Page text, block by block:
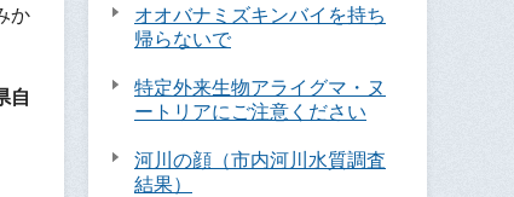
か
自
オオバナミズキンバイを持ち
帰らないで
特定外来生物アライグマ・ヌ
ートリアにご注意ください
河川の顔（市内河川水質調査
結果）